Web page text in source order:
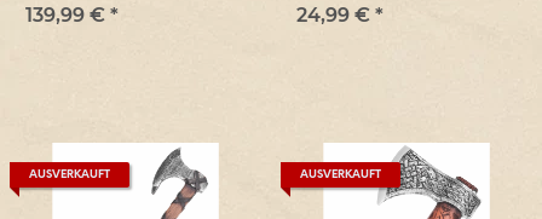
139,99 € * 24,99 € *
AUSVERKAUFT AUSVERKAUFT